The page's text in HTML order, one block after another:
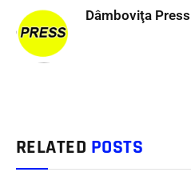
Dâmboviţa Press
RELATED POSTS